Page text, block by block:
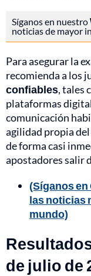
Síganos en nuestro
noticias de mayor
Para asegurar la
recomienda a los
confiables, tales
plataformas
comunicación
agilidad propia
de forma casi
apostadores salir
(Síganos
las noticias
mundo)
de julio de